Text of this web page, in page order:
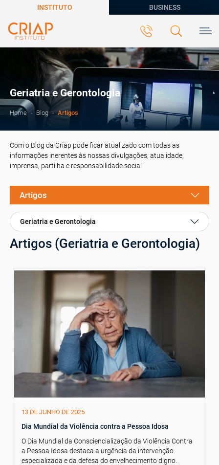
INSTITUTO BUSINESS
Geriatria e Gerontologia
Home Blog Artigos
Com o Blog da Criap pode ficar atualizado com todas as
informações inerentes às nossas divulgações, atualidade,
imprensa, partilha e responsabilidade social
Artigos
Geriatria e Gerontologia
Artigos (Geriatria e Gerontologia)
13 DE JUNHO DE 2025
Dia Mundial da Violência contra a Pessoa Idosa
O Dia Mundial da Consciencialização da Violência Contra
a Pessoa Idosa destaca a urgência da intervenção
especializada e da defesa do envelhecimento digno.